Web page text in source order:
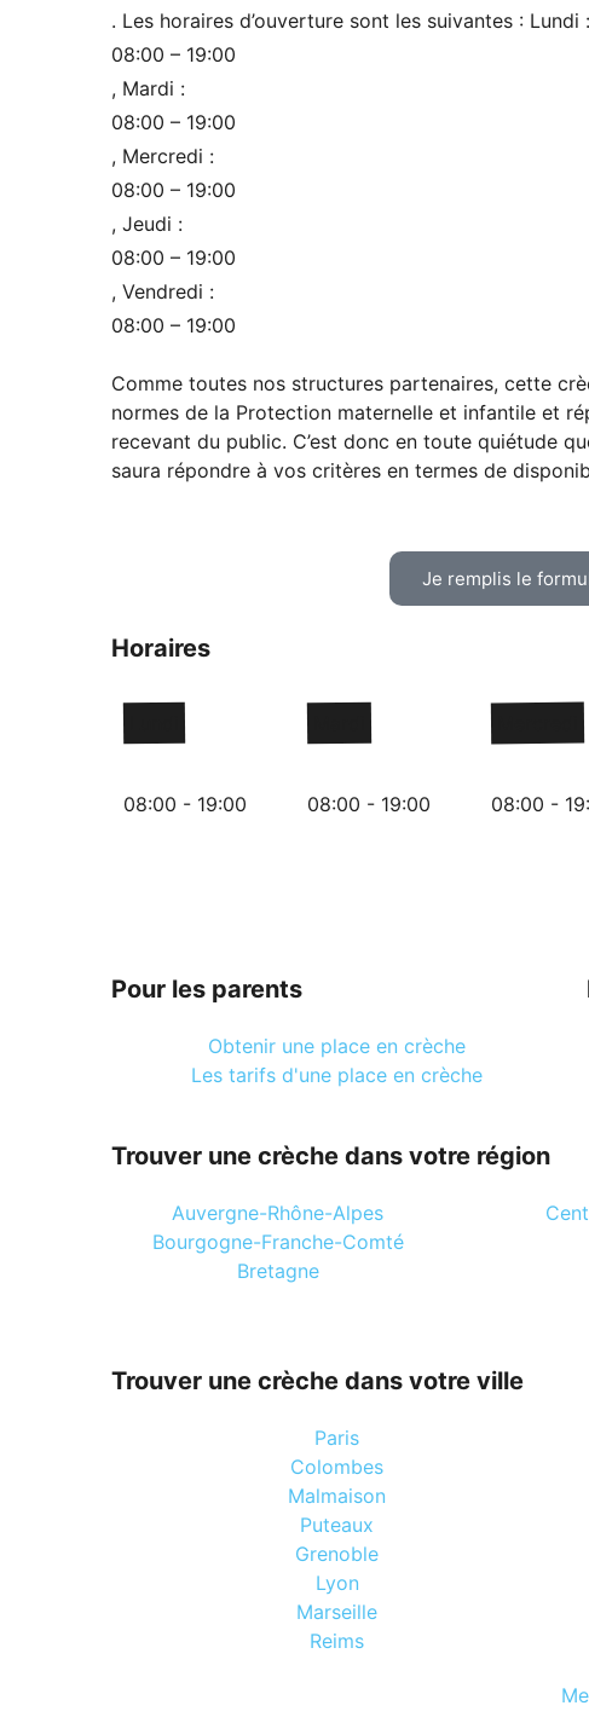
. Les horaires d’ouverture sont les suivantes : Lundi :
08:00 – 19:00
, Mardi :
08:00 – 19:00
, Mercredi :
08:00 – 19:00
, Jeudi :
08:00 – 19:00
, Vendredi :
08:00 – 19:00
Comme toutes nos structures partenaires, cette
normes de la Protection maternelle et infantile et
recevant du public. C’est donc en toute quiétude
saura répondre à vos critères en termes de
Je remplis le
Horaires
08:00 - 19:00 08:00 - 19:00 08:00 -
Pour les parents
Obtenir une place en crèche
Les tarifs d'une place en crèche
Trouver une crèche dans votre région
Auvergne-Rhône-Alpes
Bourgogne-Franche-Comté
Bretagne
Trouver une crèche dans votre ville
Paris
Colombes
Malmaison
Puteaux
Grenoble
Lyon
Marseille
Reims